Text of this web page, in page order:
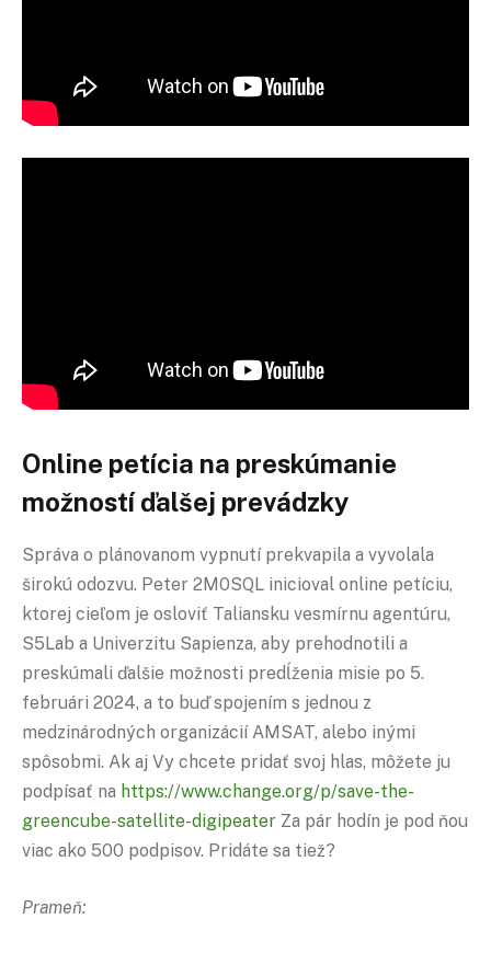
Online petícia na preskúmanie
možností ďalšej prevádzky
Správa o plánovanom vypnutí prekvapila a vyvolala
širokú odozvu. Peter 2M0SQL inicioval online petíciu,
ktorej cieľom je osloviť Taliansku vesmírnu agentúru,
S5Lab a Univerzitu Sapienza, aby prehodnotili a
preskúmali ďalšie možnosti predĺženia misie po 5.
februári 2024, a to buď spojením s jednou z
medzinárodných organizácií AMSAT, alebo inými
spôsobmi. Ak aj Vy chcete pridať svoj hlas, môžete ju
podpísať na https://www.change.org/p/save-the-
greencube-satellite-digipeater Za pár hodín je pod ňou
viac ako 500 podpisov. Pridáte sa tiež?
Prameň: